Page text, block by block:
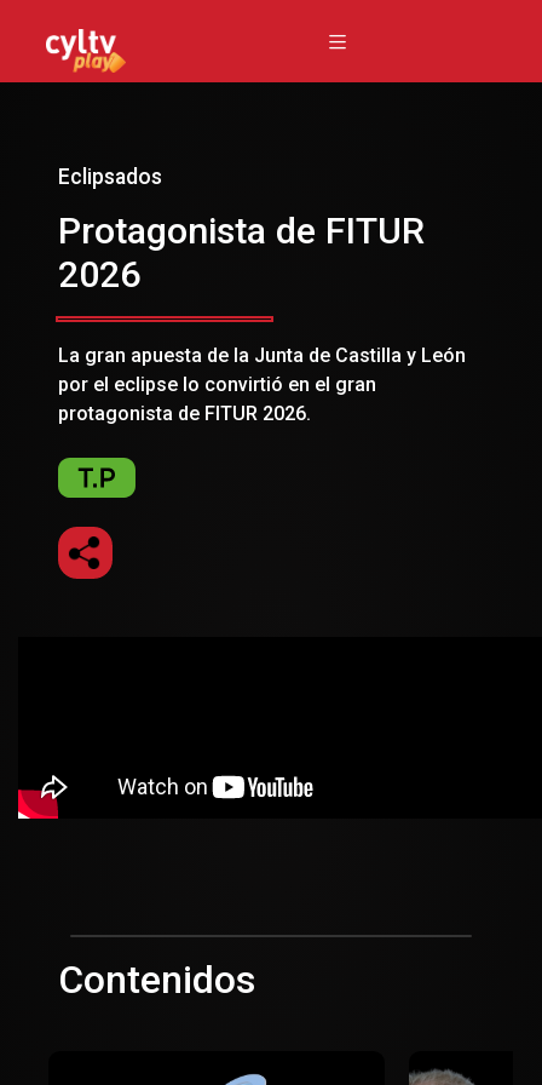
Eclipsados
Protagonista de FITUR
2026
La gran apuesta de la Junta de Castilla y León
por el eclipse lo convirtió en el gran
protagonista de FITUR 2026.
Contenidos